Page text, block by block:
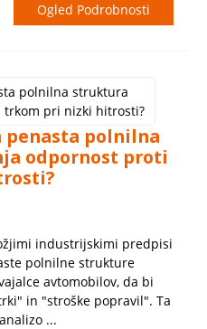
Ogled Podrobnosti
polnilna
odpornost proti
industrijskimi predpisi
polnilne strukture
avtomobilov, da bi
in "stroške popravil". Ta
...